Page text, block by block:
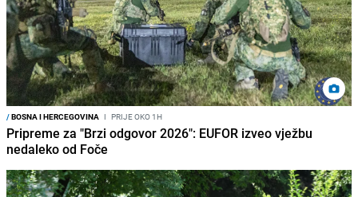
/BOSNA I HERCEGOVINA I PRIJE OKO 1H
Pripreme za "Brzi odgovor 2026": EUFOR izveo vježbu
nedaleko od Foče